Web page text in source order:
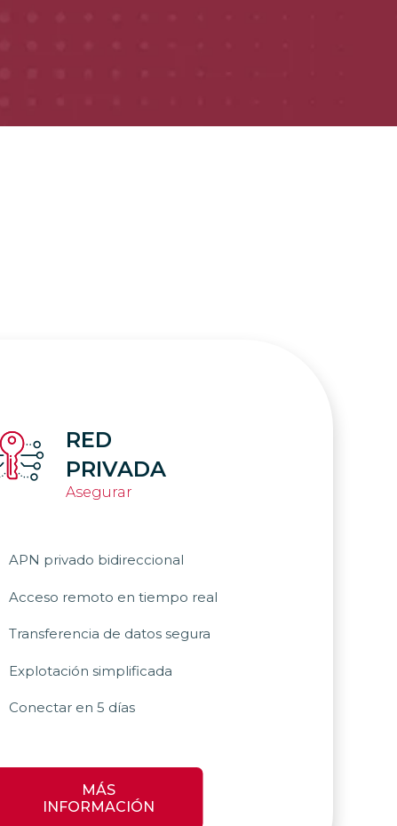
RED
PRIVADA
Asegurar
APN privado bidireccional
Acceso remoto en tiempo real
Transferencia de datos segura
Explotación simplificada
Conectar en 5 días
MÁS
INFORMACIÓN